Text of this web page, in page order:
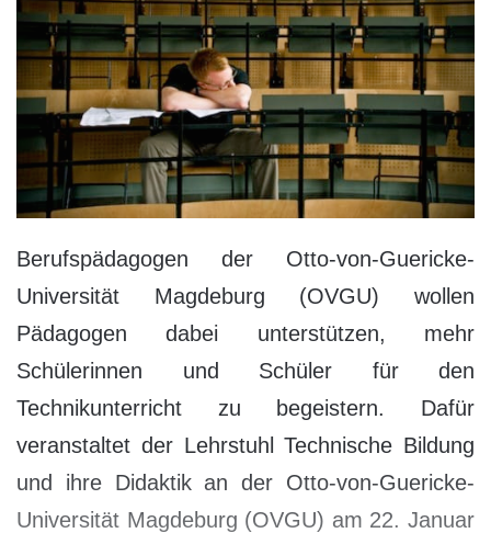
Berufspädagogen der Otto-von-Guericke-
Universität Magdeburg (OVGU) wollen
Pädagogen dabei unterstützen, mehr
Schülerinnen und Schüler für den
Technikunterricht zu begeistern. Dafür
veranstaltet der Lehrstuhl Technische Bildung
und ihre Didaktik an der Otto-von-Guericke-
Universität Magdeburg (OVGU) am 22. Januar